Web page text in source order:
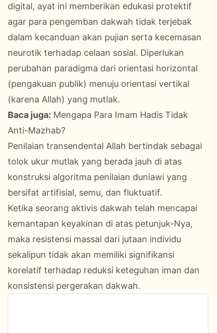
digital, ayat ini memberikan edukasi protektif
agar para pengemban dakwah tidak terjebak
dalam kecanduan akan pujian serta kecemasan
neurotik terhadap celaan sosial. Diperlukan
perubahan paradigma dari orientasi horizontal
(pengakuan publik) menuju orientasi vertikal
(karena Allah) yang mutlak.
Baca juga: Mengapa Para Imam Hadis Tidak
Anti-Mazhab?
Penilaian transendental Allah bertindak sebagai
tolok ukur mutlak yang berada jauh di atas
konstruksi algoritma penilaian duniawi yang
bersifat artifisial, semu, dan fluktuatif.
Ketika seorang aktivis dakwah telah mencapai
kemantapan keyakinan di atas petunjuk-Nya,
maka resistensi massal dari jutaan individu
sekalipun tidak akan memiliki signifikansi
korelatif terhadap reduksi keteguhan iman dan
konsistensi pergerakan dakwah.